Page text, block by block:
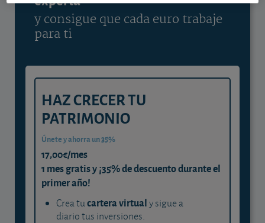
y consigue que cada euro trabaje
para ti
HAZ CRECER TU
PATRIMONIO
Únete y ahorra un 35%
17,00€/mes
1 mes gratis y ¡35% de descuento durante el
primer año!
Crea tucartera virtualy sigue a
diario tus inversiones.